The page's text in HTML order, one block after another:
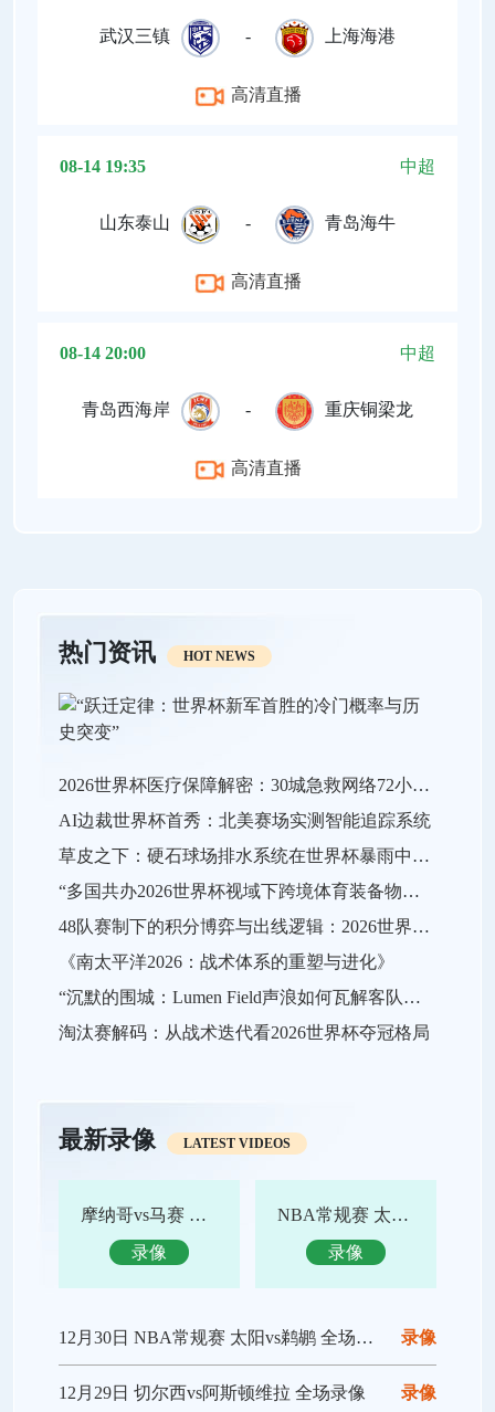
武汉三镇 - 上海海港
高清直播
08-14 19:35 中超
山东泰山 - 青岛海牛
高清直播
08-14 20:00 中超
青岛西海岸 - 重庆铜梁龙
高清直播
热门资讯 HOT NEWS
2026世界杯医疗保障解密：30城急救网络72小时全域激活
AI边裁世界杯首秀：北美赛场实测智能追踪系统
草皮之下：硬石球场排水系统在世界杯暴雨中的极限生存战
“多国共办2026世界杯视域下跨境体育装备物流效能的关键瓶颈与系统优化策略”
48队赛制下的积分博弈与出线逻辑：2026世界杯小组赛战略推演
《南太平洋2026：战术体系的重塑与进化》
“沉默的围城：Lumen Field声浪如何瓦解客队进攻，及2026世界杯的应对之策”
淘汰赛解码：从战术迭代看2026世界杯夺冠格局
最新录像 LATEST VIDEOS
摩纳哥vs马赛 全场录像回放
录像
NBA常规赛 太阳vs鹈鹕 全场集锦
录像
录像
12月30日 NBA常规赛 太阳vs鹈鹕 全场录像回放
录像
12月29日 切尔西vs阿斯顿维拉 全场录像